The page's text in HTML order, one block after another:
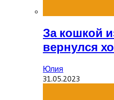
За кошкой
вернулся
Юлия
31.05.2023